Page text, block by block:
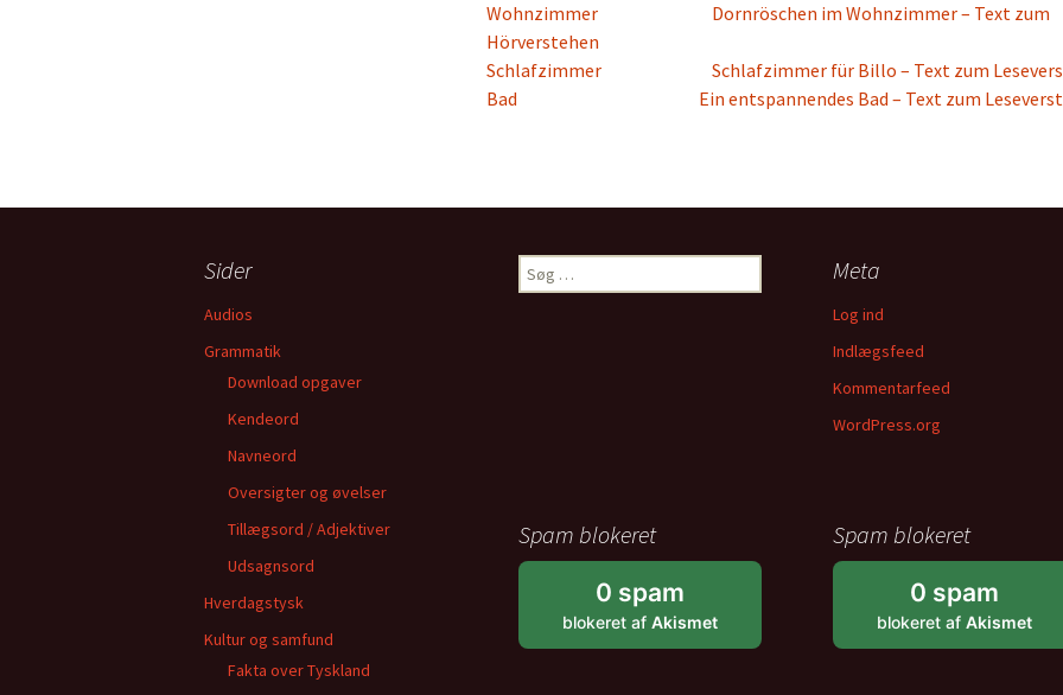
Wohnzimmer
Dornröschen im Wohnzimmer – Text zum
Hörverstehen
Schlafzimmer
Schlafzimmer für Billo – Text zum
Bad
Ein entspannendes Bad – Text zum
Sider
Audios
Grammatik
Download opgaver
Kendeord
Navneord
Oversigter og øvelser
Tillægsord / Adjektiver
Udsagnsord
Hverdagstysk
Kultur og samfund
Fakta over Tyskland
Søg
efter:
Meta
Log ind
Indlægsfeed
Kommentarfeed
WordPress.org
Spam blokeret
0 spam
blokeret af Akismet
Spam blokeret
0 spam
blokeret af Akismet